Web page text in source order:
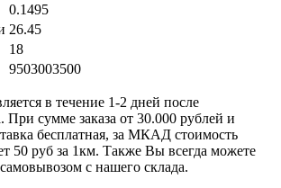
0.1495
26.45
18
9503003500
в течение 1-2 дней после
При сумме заказа от 30.000 рублей и
бесплатная, за МКАД стоимость
50 руб за 1км. Также Вы всегда можете
самовывозом с нашего склада.